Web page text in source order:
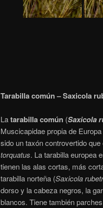
Tarabilla común – Saxicola
Latarabilla común (Saxicola
Muscicapidae propia de
sido un taxón controvertido
torquatus. La tarabilla europea
tienen las alas cortas, más
tarabilla norteña (Saxicola
dorso y la cabeza negros, la
blancos. Tiene también